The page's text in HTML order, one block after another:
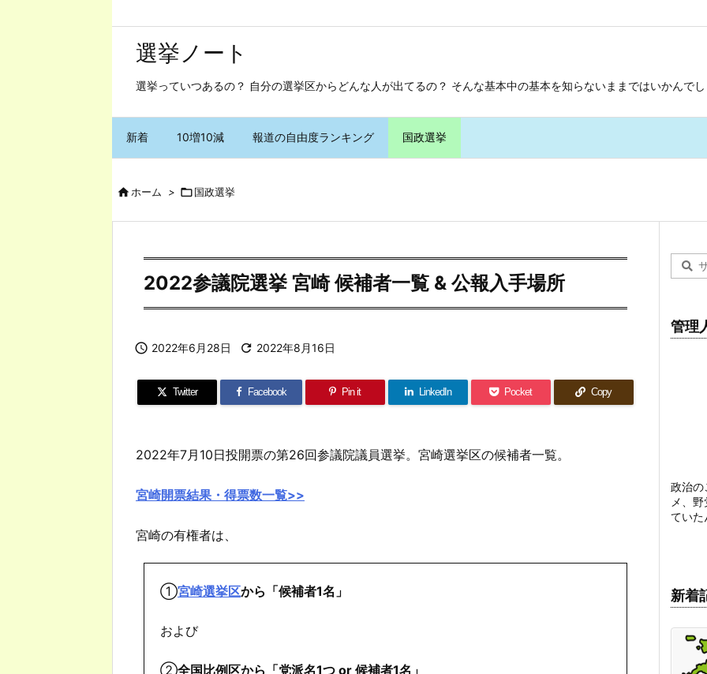
選挙ノート
選挙っていつあるの？ 自分の選挙区からどんな人が出てるの？ そんな基本中の基本を知らないままではいかんでし
新着 10増10減 報道の自由度ランキング 国政選挙
ホーム > 国政選挙
2022参議院選挙 宮崎 候補者一覧 & 公報入手場所
 2022年6月28日  2022年8月16日
Twitter Facebook Pin it LinkedIn Pocket Copy
2022年7月10日投開票の第26回参議院議員選挙。宮崎選挙区の候補者一覧。
宮崎開票結果・得票数一覧>>
宮崎の有権者は、
①宮崎選挙区から「候補者1名」
および
②全国比例区から「党派名1つ or 候補者1名」
管理
政治の
メ、
てい
新着